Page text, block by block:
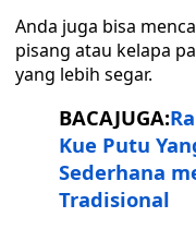
Anda juga bisa
pisang atau kelapa
yang lebih segar.
BACAJUGA:
Kue Putu
Sederhana
Tradisional